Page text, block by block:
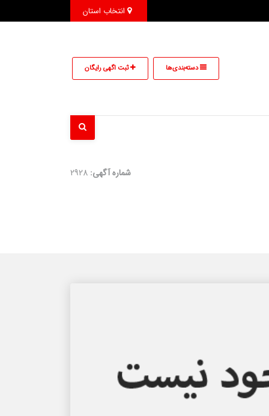
دسته‌بندی‌ها ثبت اگهی رایگان
شماره آگهی: 2928